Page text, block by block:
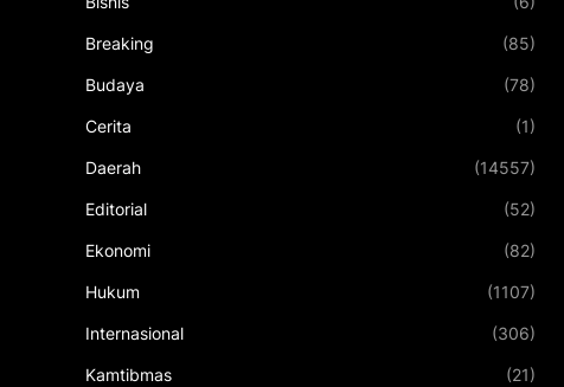
Breaking (85)
Budaya (78)
Cerita (1)
Daerah (14557)
Editorial (52)
Ekonomi (82)
Hukum (1107)
Internasional (306)
Kamtibmas (21)